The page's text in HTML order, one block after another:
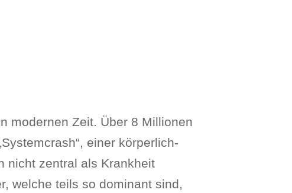
modernen Zeit. Über 8 Millionen
einer körperlich-
nicht zentral als Krankheit
welche teils so dominant sind,